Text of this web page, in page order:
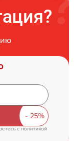
cполитикой